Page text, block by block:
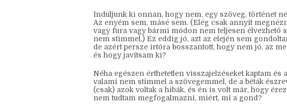
Hogy jön ide a bétázás? (mindig egyben bétáztatást
álltam már, másrészt egyik oldal dolgait néha pont a
megérteni, de ezt majd kifejtem a bétázós cikkben)
Induljunk ki onnan, hogy nem, egy szöveg, történet
Az enyém sem, másé sem. (Elég csak annyit
nem stimmel.) Ez eddig jó, azt az elején sem
de azért persze irtóra bosszantott, hogy nem jó, az
és hogy javítsam ki?